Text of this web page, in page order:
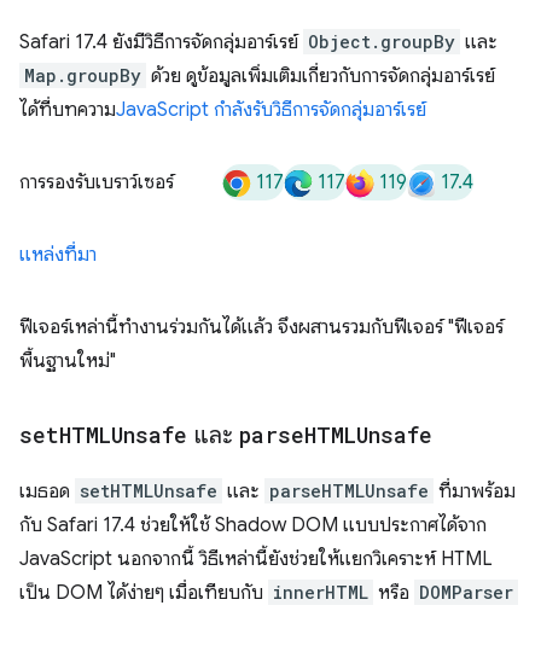
Safari 17.4 ยังมีวิธีการจัดกลุ่มอาร์เรย์ Object.groupBy และ
Map.groupBy ด้วย ดูข้อมูลเพิ่มเติมเกี่ยวกับการจัดกลุ่มอาร์เรย์
ได้ที่บทความJavaScript กำลังรับวิธีการจัดกลุ่มอาร์เรย์
การรองรับเบราว์เซอร์ 117 117 119 17.4
แหล่งที่มา
ฟีเจอร์เหล่านี้ทำงานร่วมกันได้แล้ว จึงผสานรวมกับฟีเจอร์ "ฟีเจอร์
พื้นฐานใหม่"
setHTMLUnsafe และ parseHTMLUnsafe
เมธอด setHTMLUnsafe และ parseHTMLUnsafe ที่มาพร้อม
กับ Safari 17.4 ช่วยให้ใช้ Shadow DOM แบบประกาศได้จาก
JavaScript นอกจากนี้ วิธีเหล่านี้ยังช่วยให้แยกวิเคราะห์ HTML
เป็น DOM ได้ง่ายๆ เมื่อเทียบกับ innerHTML หรือ DOMParser